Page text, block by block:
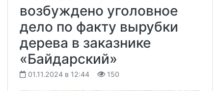
возбуждено уголовное
дело по факту вырубки
дерева в заказнике
«Байдарский»
01.11.2024 в 12:44 150